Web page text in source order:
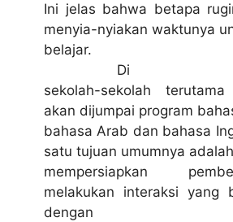
Ini jelas bahwa betapa
menyia-nyiakan waktunya
belajar.
Di
sekolah-sekolah
akan dijumpai program
bahasa Arab dan bahasa
satu tujuan umumnya adalah
mempersiapkan
melakukan interaksi yang
dengan